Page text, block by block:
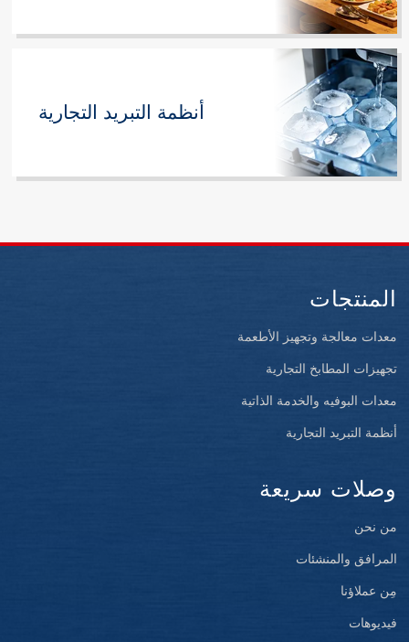
أنظمة التبريد التجارية
المنتجات
معدات معالجة وتجهيز الأطعمة
تجهيزات المطابخ التجارية
معدات البوفيه والخدمة الذاتية
أنظمة التبريد التجارية
وصلات سريعة
من نحن
المرافق والمنشئات
مِن عملاؤنا
فيديوهات